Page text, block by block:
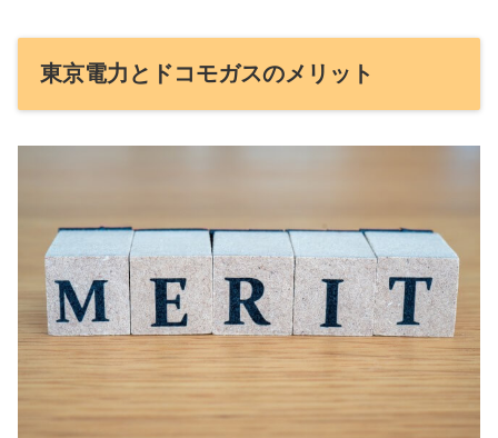
東京電力とドコモガスのメリット